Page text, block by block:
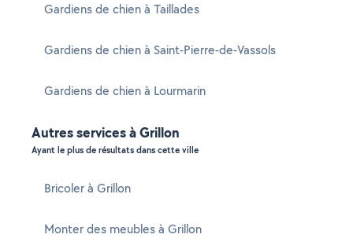
Gardiens de chien à Taillades
Gardiens de chien à Saint-Pierre-de-Vassols
Gardiens de chien à Lourmarin
Autres services à Grillon
Ayant le plus de résultats dans cette ville
Bricoler à Grillon
Monter des meubles à Grillon